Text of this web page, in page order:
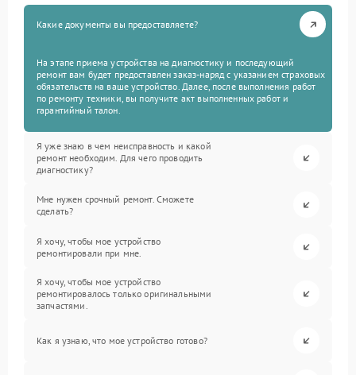
Какие документы вы предоставляете?
На этапе приема устройства на диагностику и последующий
ремонт вам будет предоставлен заказ-наряд с указанием страховых
обязательств на ваше устройство. Далее, после выполнения работ
по ремонту техники, вы получите акт выполненных работ и
гарантийный талон.
Я уже знаю в чем неисправность и какой
ремонт необходим. Для чего проводить
диагностику?
Мне нужен срочный ремонт. Сможете
сделать?
Я хочу, чтобы мое устройство
ремонтировали при мне.
Я хочу, чтобы мое устройство
ремонтировалось только оригинальными
запчастями.
Как я узнаю, что мое устройство готово?